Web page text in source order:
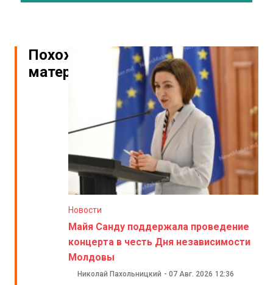
Похожие
материалы
Новости
Майя Санду поддержала проведение
концерта в честь Дня независимости
Молдовы
Николай Пахольницкий - 07 Авг. 2026 12:36